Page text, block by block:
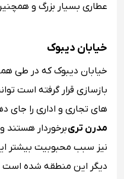
عطاری بسیار بزرگ و
خیابان دیبوک
خیابان دیبوک که در طی
بازسازی قرار گرفته است
های تجاری و اداری را جای
مدرن تریبرخوردار هستند
نیز سبب محبوبیت بیشتر
دیگر این منطقه شده